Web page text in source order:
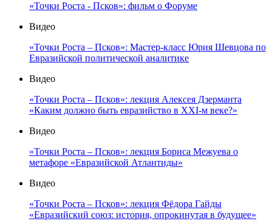
«Точки Роста - Псков»: фильм о Форуме
Видео
«Точки Роста – Псков»: Мастер-класс Юрия Шевцова по
Евразийской политической аналитике
Видео
«Точки Роста – Псков»: лекция Алексея Дзерманта
«Каким должно быть евразийство в XXI-м веке?»
Видео
«Точки Роста – Псков»: лекция Бориса Межуева о
метафоре «Евразийской Атлантиды»
Видео
«Точки Роста – Псков»: лекция Фёдора Гайды
«Евразийский союз: история, опрокинутая в будущее»